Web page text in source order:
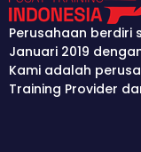
Perusahaan
Januari 2019 dengan
Kami adalah
Training Provider